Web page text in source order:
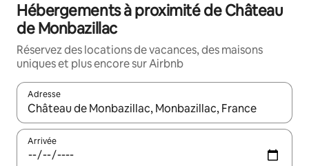
Hébergements à proximité de Château
de Monbazillac
Réservez des locations de vacances, des maisons
uniques et plus encore sur Airbnb
Adresse
Lorsque les résultats s'affichent, utilisez les flèches vers le
Arrivée